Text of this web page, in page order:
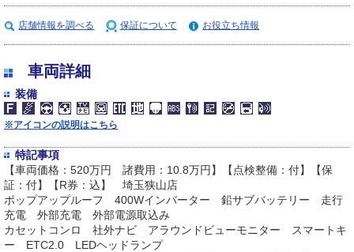
店舗情報を調べる 保証について お役立ち情報
車両詳細
装備
※アイコンの説明はこちら
特記事項
【車両価格：520万円 諸費用：10.8万円】【点検整備：付】【保
証：付】【R券：込】 埼玉狭山店
ポップアップルーフ 400Wインバーター 鉛サブバッテリー 走行
充電 外部充電 外部電源取込み
カセットコンロ 社外ナビ アラウンドビューモニター スマートキ
ー ETC2.0 LEDヘッドランプ